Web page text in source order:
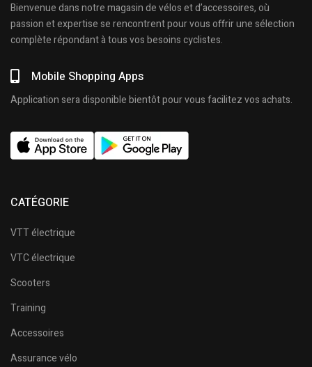
Bienvenue dans notre magasin de vélos et d’accessoires, où
passion et expertise se rencontrent pour vous offrir une sélection
complète répondant à tous vos besoins cyclistes.
Mobile Shopping Apps
Application sera disponible bientôt pour vous facilitez vos achats.
CATÉGORIE
VTT électrique
VTC électrique
Scooters
Training
Accessoires
Assurance vélo